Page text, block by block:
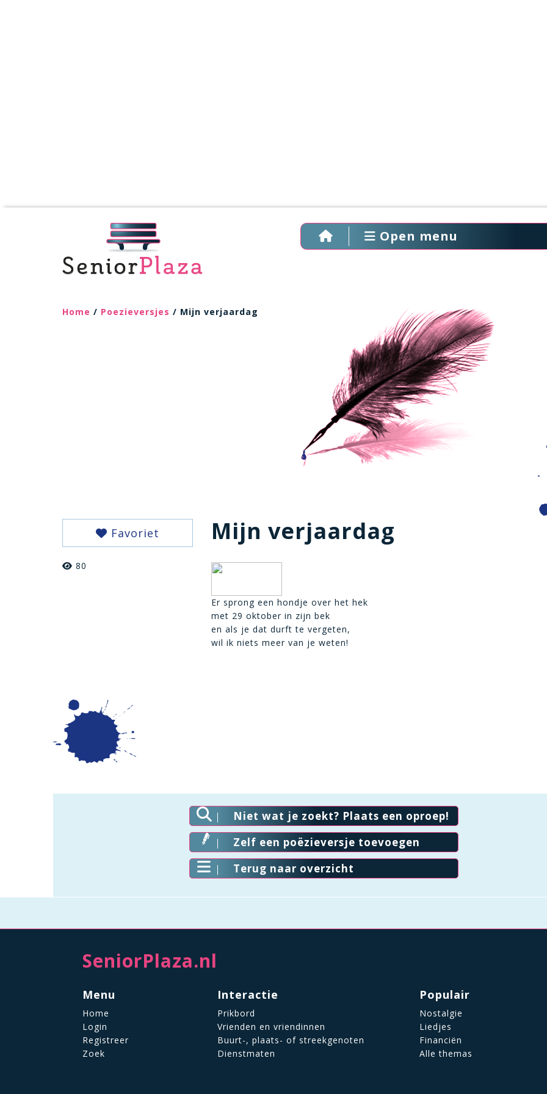
Open menu
Home / Poezieversjes / Mijn verjaardag
Favoriet
80
Mijn verjaardag
Er sprong een hondje over het hek
met 29 oktober in zijn bek
en als je dat durft te vergeten,
wil ik niets meer van je weten!
Niet wat je zoekt? Plaats een oproep!
Zelf een poëzieversje toevoegen
Terug naar overzicht
SeniorPlaza.nl
Menu
Home
Login
Registreer
Zoek
Interactie
Prikbord
Vrienden en vriendinnen
Buurt-, plaats- of streekgenoten
Dienstmaten
Populair
Nostalgie
Liedjes
Financiën
Alle themas